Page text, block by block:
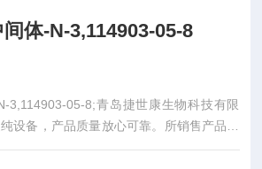
体-N-3,114903-05-8
3,114903-05-8;青岛捷世康生物科技有限
设备，产品质量放心可靠。所销售产品在
与产品外包标示不*可全额退款。同时代